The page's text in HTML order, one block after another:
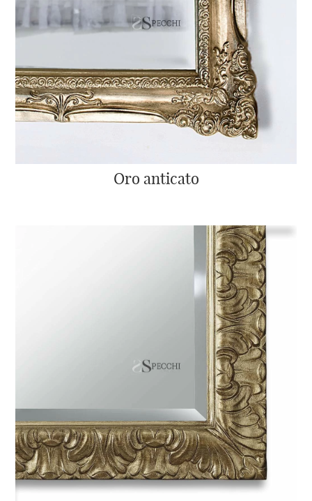
Oro anticato